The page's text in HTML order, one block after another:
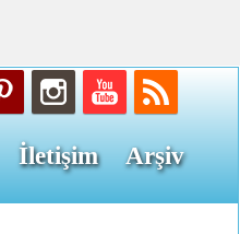
İletişim Arşiv